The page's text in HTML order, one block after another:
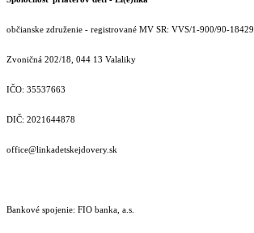
občianske združenie - registrované MV SR: VVS/1-900/90-18429
Zvoničná 202/18, 044 13 Valaliky
IČO: 35537663
DIČ: 2021644878
office@linkadetskejdovery.sk
Bankové spojenie: FIO banka, a.s.